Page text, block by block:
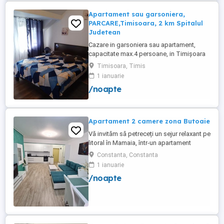
Apartament sau garsoniera,
PARCARE,Timisoara, 2 km Spitalul
Judetean
Cazare in garsoniera sau apartament,
capacitate max.4 persoane, in Timișoara
la 2 km de Spitalul Judetean. (la doua
strazi)de zona Calea Buziasului
Lic.Electrotimis si la 2 km de Mosnita
Noua Centura. PARCARE. Situat la et.1 al
+wifi , frigider, mașină spălat, ...
Timisoara, Timis
1 ianuarie
/noapte
Apartament 2 camere zona Butoaie
Vă invităm să petreceți un sejur relaxant pe
litoral în Mamaia, într-un apartament
modern, situat în complexul Moonlight,
Residence, zona centrală una dintre cele
mai căutate locații din stațiune. Locație
excelentă la doar câțiva pași de plajă,
Constanta, Constanta
1 ianuarie
/noapte